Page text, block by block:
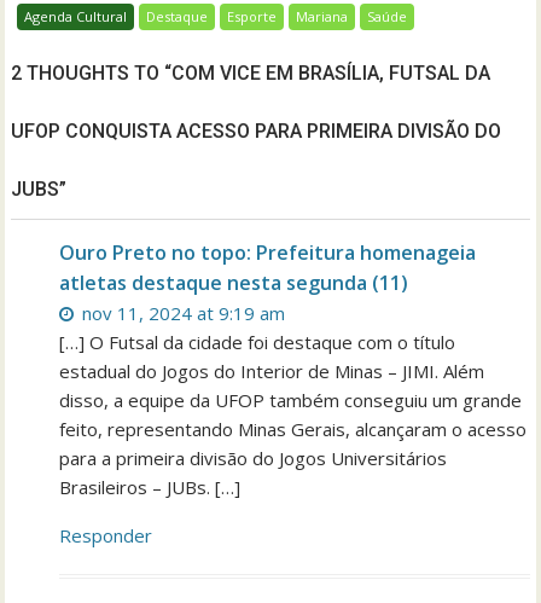
Agenda Cultural Destaque Esporte Mariana Saúde
2 THOUGHTS TO “COM VICE EM BRASÍLIA, FUTSAL DA
UFOP CONQUISTA ACESSO PARA PRIMEIRA DIVISÃO DO
JUBS”
Ouro Preto no topo: Prefeitura homenageia
atletas destaque nesta segunda (11)
nov 11, 2024 at 9:19 am
[…] O Futsal da cidade foi destaque com o título
estadual do Jogos do Interior de Minas – JIMI. Além
disso, a equipe da UFOP também conseguiu um grande
feito, representando Minas Gerais, alcançaram o acesso
para a primeira divisão do Jogos Universitários
Brasileiros – JUBs. […]
Responder